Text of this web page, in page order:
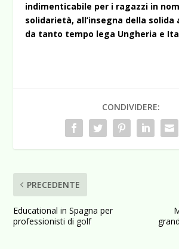
indimenticabile per i ragazzi in
solidarietà, all’insegna della solida
da tanto tempo lega Ungheria e
CONDIVIDERE:
PRECEDENTE
Educational in Spagna per
professionisti di golf